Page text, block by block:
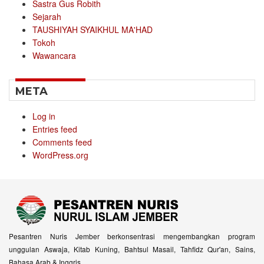
Sastra Gus Robith
Sejarah
TAUSHIYAH SYAIKHUL MA'HAD
Tokoh
Wawancara
META
Log in
Entries feed
Comments feed
WordPress.org
Pesantren Nuris Jember berkonsentrasi mengembangkan program
unggulan Aswaja, Kitab Kuning, Bahtsul Masail, Tahfidz Qur'an, Sains,